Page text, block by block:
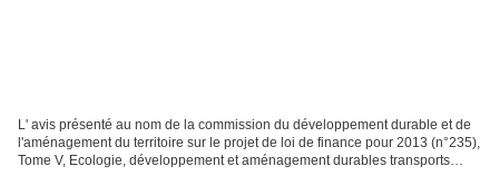
L' avis présenté au nom de la commission du développement durable et de
l'aménagement du territoire sur le projet de loi de finance pour 2013 (n°235),
Tome V, Ecologie, développement et aménagement durables transports